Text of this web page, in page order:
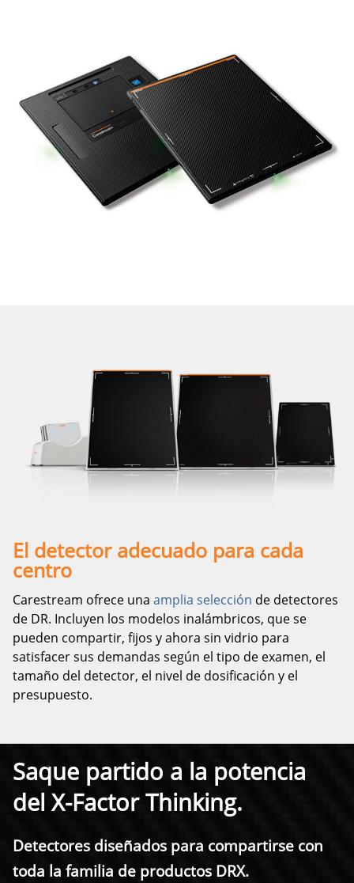
El detector adecuado para cada
centro
Carestream ofrece una amplia selección de detectores
de DR. Incluyen los modelos inalámbricos, que se
pueden compartir, fijos y ahora sin vidrio para
satisfacer sus demandas según el tipo de examen, el
tamaño del detector, el nivel de dosificación y el
presupuesto.
Saque partido a la potencia
del X-Factor Thinking.
Detectores diseñados para compartirse con
toda la familia de productos DRX.